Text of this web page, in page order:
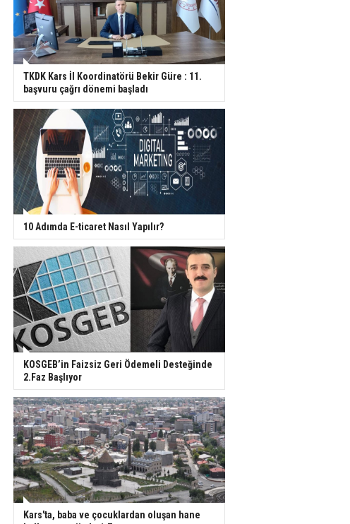
TKDK Kars İl Koordinatörü Bekir Güre : 11.
başvuru çağrı dönemi başladı
10 Adımda E-ticaret Nasıl Yapılır?
KOSGEB’in Faizsiz Geri Ödemeli Desteğinde
2.Faz Başlıyor
Kars'ta, baba ve çocuklardan oluşan hane